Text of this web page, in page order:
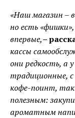
«Наш магазин –
но есть
впервые,–
кассы
они редкость, а
традиционные,
кофе-поинт,
полезным:
ароматным